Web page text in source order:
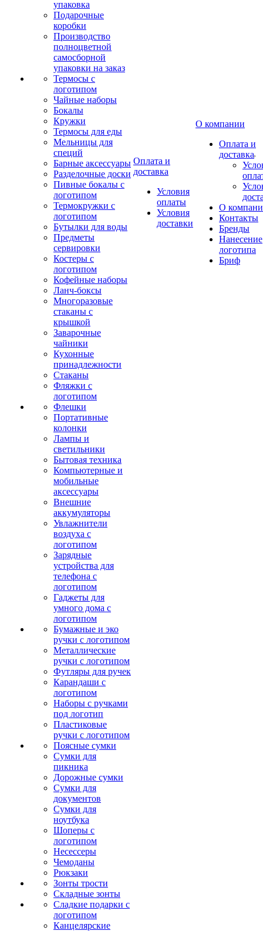
упаковка
Подарочные
коробки
Производство
полноцветной
самосборной
упаковки на заказ
Термосы с
логотипом
Чайные наборы
Бокалы
Кружки
Термосы для еды
Мельницы для
специй
Барные аксессуары
Разделочные доски
Пивные бокалы с
логотипом
Термокружки с
логотипом
Бутылки для воды
Предметы
сервировки
Костеры с
логотипом
Кофейные наборы
Ланч-боксы
Многоразовые
стаканы с
крышкой
Заварочные
чайники
Кухонные
принадлежности
Стаканы
Фляжки с
логотипом
Флешки
Портативные
колонки
Лампы и
светильники
Бытовая техника
Компьютерные и
мобильные
аксессуары
Внешние
аккумуляторы
Увлажнители
воздуха с
логотипом
Зарядные
устройства для
телефона с
логотипом
Гаджеты для
умного дома с
логотипом
Бумажные и эко
ручки с логотипом
Металлические
ручки с логотипом
Футляры для ручек
Карандаши с
логотипом
Наборы с ручками
под логотип
Пластиковые
ручки с логотипом
Поясные сумки
Сумки для
пикника
Дорожные сумки
Сумки для
документов
Сумки для
ноутбука
Шоперы с
логотипом
Несессеры
Чемоданы
Рюкзаки
Зонты трости
Складные зонты
Сладкие подарки с
логотипом
Канцелярские
Оплата и
доставка
Условия
оплаты
Условия
доставки
О компании
Оплата и
доставка
О
Контакты
Бренды
Нанесение
логотипа
Бриф